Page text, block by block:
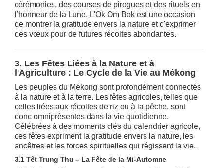
cérémonies, des courses de pirogues et des rituels en
l’honneur de la Lune. L'Ok Om Bok est une occasion
de montrer la gratitude envers la nature et d'exprimer
des vœux pour de futures récoltes abondantes.
3. Les Fêtes Liées à la Nature et à
l'Agriculture : Le Cycle de la Vie au Mékong
Les peuples du Mékong sont profondément connectés
à la nature et à la terre. Les fêtes agricoles, telles que
celles liées aux récoltes de riz ou à la pêche, sont
donc omniprésentes dans la vie quotidienne.
Célébrées à des moments clés du calendrier agricole,
ces fêtes expriment la gratitude envers la nature, les
ancêtres et les forces spirituelles qui régissent la vie.
3.1 Têt Trung Thu – La Fête de la Mi-Automne